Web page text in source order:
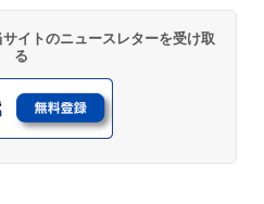
イトのニュースレターを受け取
る